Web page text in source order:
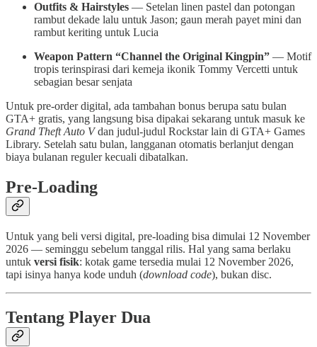
Outfits & Hairstyles — Setelan linen pastel dan potongan
rambut dekade lalu untuk Jason; gaun merah payet mini dan
rambut keriting untuk Lucia
Weapon Pattern “Channel the Original Kingpin” — Motif
tropis terinspirasi dari kemeja ikonik Tommy Vercetti untuk
sebagian besar senjata
Untuk pre-order digital, ada tambahan bonus berupa satu bulan
GTA+ gratis, yang langsung bisa dipakai sekarang untuk masuk ke
Grand Theft Auto Vdan judul-judul Rockstar lain di GTA+ Games
Library. Setelah satu bulan, langganan otomatis berlanjut dengan
biaya bulanan reguler kecuali dibatalkan.
Pre-Loading
Untuk yang beli versi digital, pre-loading bisa dimulai 12 November
2026 — seminggu sebelum tanggal rilis. Hal yang sama berlaku
untuk versi fisik: kotak game tersedia mulai 12 November 2026,
tapi isinya hanya kode unduh (download code), bukan disc.
Tentang Player Dua